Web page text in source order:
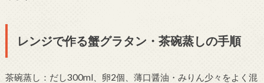
レンジで作る蟹グラタン・茶碗蒸しの手順
茶碗蒸し：だし300ml、卵2個、薄口醤油・みりん少々をよく混